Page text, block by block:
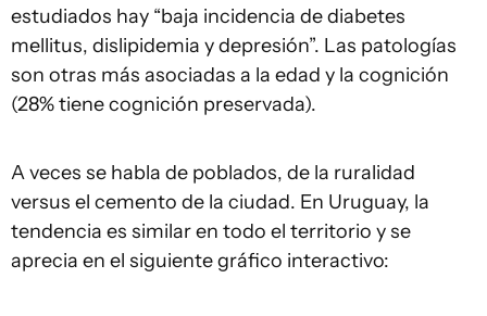
estudiados hay “baja incidencia de diabetes
mellitus, dislipidemia y depresión”. Las patologías
son otras más asociadas a la edad y la cognición
(28% tiene cognición preservada).
A veces se habla de poblados, de la ruralidad
versus el cemento de la ciudad. En Uruguay, la
tendencia es similar en todo el territorio y se
aprecia en el siguiente gráfico interactivo: